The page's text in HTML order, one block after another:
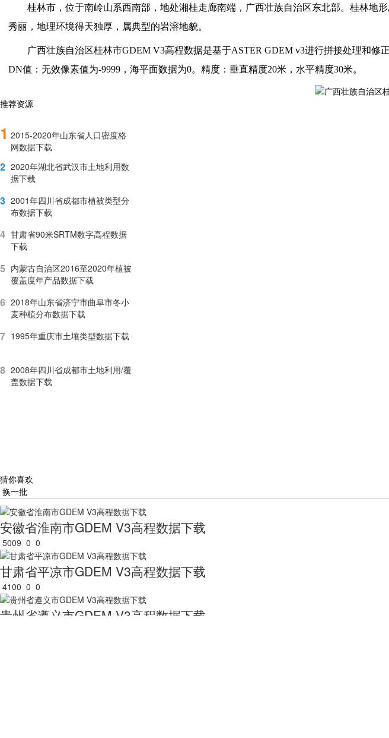
桂林市，位于南岭山系西南部，地处湘桂走廊南端，广西壮族自治区东北部。桂林地
秀丽，地理环境得天独厚，属典型的岩溶地貌。
广西壮族自治区桂林市GDEM V3高程数据是基于ASTER GDEM v3进行拼接处理和修
DN值：无效像素值为-9999，海平面数据为0。精度：垂直精度20米，水平精度30米。
推荐资源
1 2015-2020年山东省人口密度格
网数据下载
2 2020年湖北省武汉市土地利用数
据下载
3 2001年四川省成都市植被类型分
布数据下载
4 甘肃省90米SRTM数字高程数据
下载
5 内蒙古自治区2016至2020年植被
覆盖度年产品数据下载
6 2018年山东省济宁市曲阜市冬小
麦种植分布数据下载
7 1995年重庆市土壤类型数据下载
8 2008年四川省成都市土地利用/覆
盖数据下载
猜你喜欢
换一批
安徽省淮南市GDEM V3高程数据下载
5009 0 0
甘肃省平凉市GDEM V3高程数据下载
4100 0 0
贵州省遵义市GDEM V3高程数据下载